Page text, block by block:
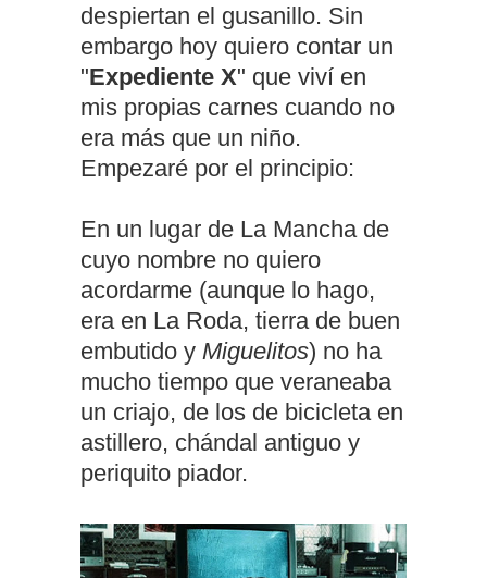
despiertan el gusanillo. Sin
embargo hoy quiero contar un
"Expediente X" que viví en
mis propias carnes cuando no
era más que un niño.
Empezaré por el principio:
En un lugar de La Mancha de
cuyo nombre no quiero
acordarme (aunque lo hago,
era en La Roda, tierra de buen
embutido y Miguelitos) no ha
mucho tiempo que veraneaba
un criajo, de los de bicicleta en
astillero, chándal antiguo y
periquito piador.